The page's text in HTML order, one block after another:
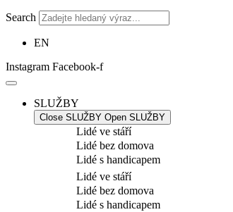
Search
EN
Instagram Facebook-f
SLUŽBY
Close SLUŽBY Open SLUŽBY
Lidé ve stáří
Lidé bez domova
Lidé s handicapem
Lidé ve stáří
Lidé bez domova
Lidé s handicapem